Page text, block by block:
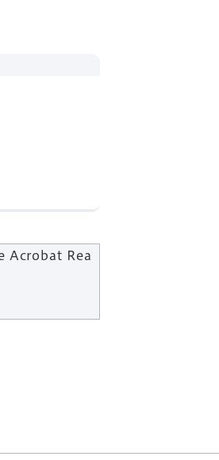
Acrobat Rea